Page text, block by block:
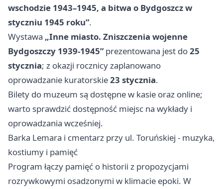
wschodzie 1943–1945, a bitwa o Bydgoszcz w
styczniu 1945 roku”.
Wystawa „Inne miasto. Zniszczenia wojenne
Bydgoszczy 1939-1945”prezentowana jest do25
stycznia; z okazji rocznicy zaplanowano
oprowadzanie kuratorskie23 stycznia.
Bilety do muzeum są dostępne w kasie oraz online;
warto sprawdzić dostępność miejsc na wykłady i
oprowadzania wcześniej.
Barka Lemara i cmentarz przy ul. Toruńskiej - muzyka,
kostiumy i pamięć
Program łączy pamięć o historii z propozycjami
rozrywkowymi osadzonymi w klimacie epoki. W